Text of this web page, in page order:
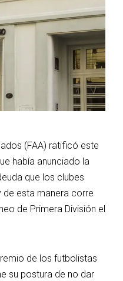
(FAA) ratificó este
había anunciado la
que los clubes
de esta manera corre
de Primera División el
de los futbolistas
su postura de no dar